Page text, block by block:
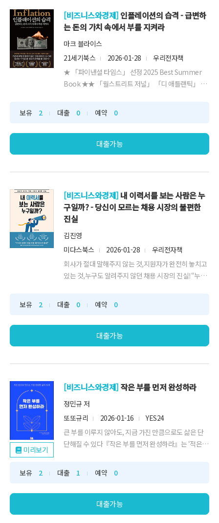
[비즈니스와경제] 인플레이션의 습격 - 급변하
는 돈의 가치 속에서 부를 지켜라
마크 블라이스
21세기북스
2026-01-28
우리전자책
★ 「파이낸셜 타임스」 선정 2025 Best Summer
Book ★★ 「월스트리트 저널」 「디 애틀랜틱」 추
천! ★“이제 우리는 여러 인플레이션 요인이 한꺼번에
몰려 서로 얽히는,이른바 ‘런던 버스’의 시대에 들어섰
다.새로운 시대에 대응하려면 ‘금리’가 아니라 ‘구조’를
읽어라.”“인플레이션은 모두에...
보유 2 대출 0 예약 0
대출가능
[비즈니스와경제] 내 이력서를 보는 사람은 누
구일까? - 당신이 모르는 채용 시장의 불편한
진실
김진영
미다스북스
2026-01-28
우리전자책
회사가 절대 말해주지 않는 것,지원자가 완전히 놓치고
있는 것,누구도 알려주지 않던 채용 시장의 진실!“누군
잡을 수 있는 나침반이 되기를 바라면서,이 작은 시도가
언젠가는 채용 시장을조금 더 건강하게 만드는 데도움
이 될 수 있을 것이라는 믿음으로계속 기록하고 있
다.”헤드헌터가 단순히 ‘회사를 소개하고 ...
보유 2 대출 0 예약 0
대출가능
미리보기
[비즈니스와경제] 작은 부를 먼저 완성하라
정민규 저
또또규리
2026-01-16
YES24
큰 부를 이루지 않아도, 지금 가진 만큼으로도 삶은 단
단해질 수 있다『작은 부를 먼저 완성하라』는 ‘적은 돈
현실적인 방식으로 설명하는 재정 설계서다. 이 책은 돈
을 많이 버는 사람이 아니라, 흔들리지 않는 구조를 먼
저 가진 사람이 결국 끝까지 간다는 단순하지만 강력한
사실을 독자에게 보여준다.이 책은 거...
보유 2 대출 1 예약 0
대출가능